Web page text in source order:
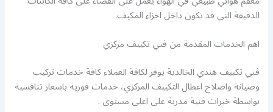
الدقيقة التي قد تكون داخل اجزاء المكيف.
اهم الخدمات المقدمة من فني تكييف مركزي
فني تكييف هندي الخالدية يوفر لكافة العملاء كافة خدمات تركيب
وصيانة واصلاح اعطال التكييف المركزي، خدمات فورية باسعار تنافسية
بواسطة خبرات فنية مدربة على اعلى مستوى .